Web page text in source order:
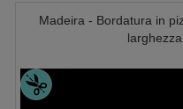
Madeira - Bordatura in